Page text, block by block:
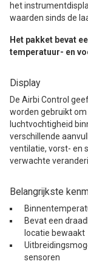
het
waarden sinds de
Het pakket bevat
temperatuur- en
Display
De Airbi Control
worden gebruikt
luchtvochtigheid
verschillende
ventilatie, vorst- en
verwachte
Belangrijkste
Bevat een
locatie bewaakt
sensoren